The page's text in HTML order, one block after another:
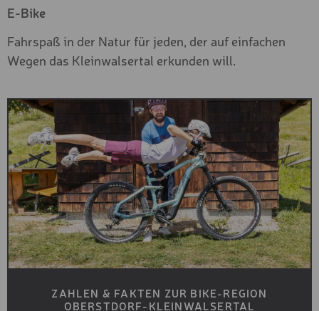
PREMIUM SNOWBOARD
JUGEND SNOWBOARD
KINDER SNOWBOARD
SPLITBOARD
LANGLAUF SET
"KLASSISCH"
LANGLAUF SET
SKISCHUH PREMIUM -
SPORT
KOMFORT
E-Bike
Fahrspaß in der Natur für jeden, der auf einfachen
Wegen das Kleinwalsertal erkunden will.
ZAHLEN & FAKTEN ZUR BIKE-REGION
OBERSTDORF-KLEINWALSERTAL